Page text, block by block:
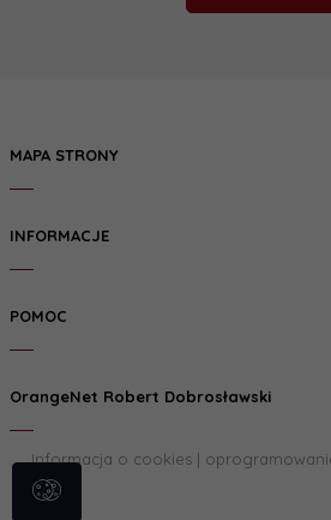
MAPA STRONY
INFORMACJE
POMOC
OrangeNet Robert Dobrosławski
Informacja o cookies|